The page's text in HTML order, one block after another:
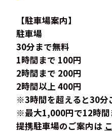
【駐車場案内】
駐車場
30分まで無料
1時間まで 100円
2時間まで 200円
2時間以上 400円
※3時間を超えると30分
※最大1,000円で12時間
提携駐車場のご案内は